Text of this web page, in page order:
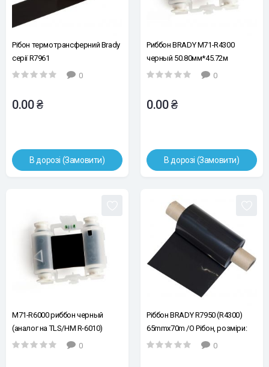
Рібон термотрансферний Brady
серії R7961
0
0.00 ₴
В дорозі (Замовити)
Риббон BRADY M71-R4300
черный 50.80мм*45.72м
(Замінено на арт.173193)
0
0.00 ₴
В дорозі (Замовити)
M71-R6000 риббон черный
(аналог на TLS/HM R-6010)
50.80ммх46м (новий0
Ріббон BRADY R7950 (R4300)
65mmx70m /O Рібон, розміри:
65.00 mm* 70 m, втулка 12,7 mm
0